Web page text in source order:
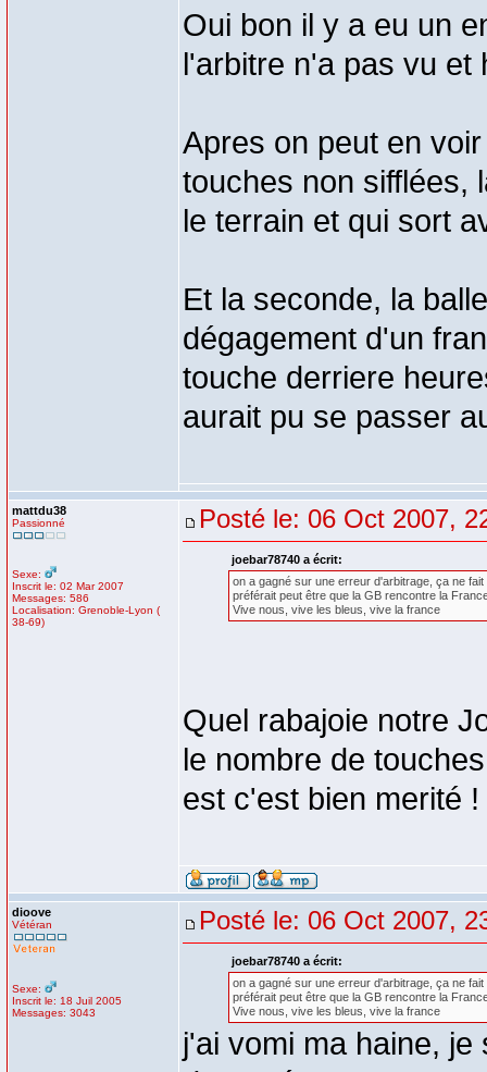
Oui bon il y a eu un
l'arbitre n'a pas vu et
Apres on peut en
touches non sifflées,
le terrain et qui sort
Et la seconde, la
dégagement d'un
touche derriere
aurait pu se passer
mattdu38
Passionné
Sexe:
Inscrit le: 02 Mar 2007
Messages: 586
Localisation: Grenoble-Lyon (
38-69)
Posté le: 06 Oct 2007,
joebar78740 a écrit:
on a gagné sur une erreur d'arbitrage, ça ne
préférait peut être que la GB rencontre la
Vive nous, vive les bleus, vive la france
Quel rabajoie notre
le nombre de
est c'est bien merité !
dioove
Vétéran
Sexe:
Inscrit le: 18 Juil 2005
Messages: 3043
Posté le: 06 Oct 2007,
joebar78740 a écrit:
on a gagné sur une erreur d'arbitrage, ça ne
préférait peut être que la GB rencontre la
Vive nous, vive les bleus, vive la france
j'ai vomi ma haine,